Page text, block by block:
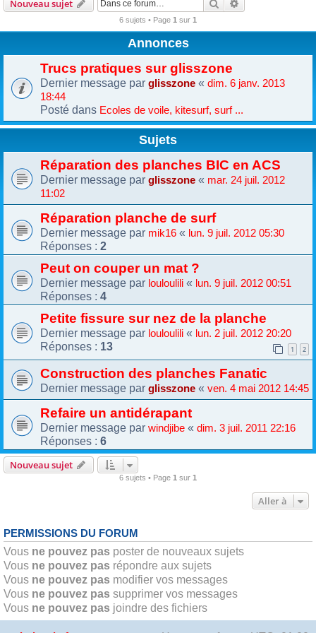
Nouveau sujet
6 sujets • Page 1 sur 1
Annonces
Trucs pratiques sur glisszone
Dernier message par glisszone « dim. 6 janv. 2013
18:44
Posté dans Ecoles de voile, kitesurf, surf ...
Sujets
Réparation des planches BIC en ACS
Dernier message par glisszone « mar. 24 juil. 2012
11:02
Réparation planche de surf
Dernier message par mik16 « lun. 9 juil. 2012 05:30
Réponses : 2
Peut on couper un mat ?
Dernier message par louloulili « lun. 9 juil. 2012 00:51
Réponses : 4
Petite fissure sur nez de la planche
Dernier message par louloulili « lun. 2 juil. 2012 20:20
Réponses : 13 1 2
Construction des planches Fanatic
Dernier message par glisszone « ven. 4 mai 2012 14:45
Refaire un antidérapant
Dernier message par windjibe « dim. 3 juil. 2011 22:16
Réponses : 6
Nouveau sujet
6 sujets • Page 1 sur 1
Aller à
PERMISSIONS DU FORUM
Vous ne pouvez pas poster de nouveaux sujets
Vous ne pouvez pas répondre aux sujets
Vous ne pouvez pas modifier vos messages
Vous ne pouvez pas supprimer vos messages
Vous ne pouvez pas joindre des fichiers